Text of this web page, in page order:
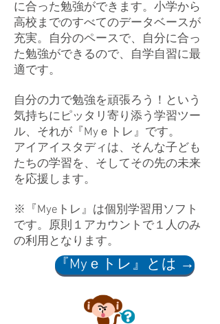
に合った勉強ができます。小学から
高校までのすべてのデータベースが
充実。自分のペースで、自分に合っ
た勉強ができるので、自学自習に最
適です。
​自分の力で勉強を頑張ろう！という
気持ちにピッタリ寄り添う学習ツー
ル、それが『Myｅトレ』です。
アイアイスタディは、そんな子ども
たちの学習を、そしてその先の未来
を応援します。
​※『Myeトレ』は個別学習用ソフト
です。原則１アカウントで１人のみ
の利用となります。
『Myｅトレ』とは →